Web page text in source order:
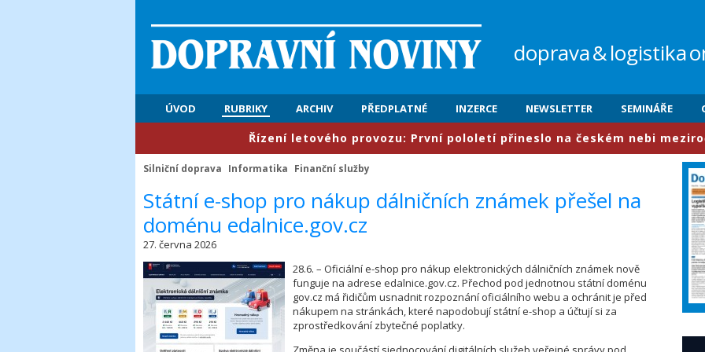
doprava&logistika
ÚVOD RUBRIKY ARCHIV PŘEDPLATNÉ INZERCE NEWSLETTER SEMINÁŘE
​Řízení letového provozu: První pololetí přineslo na českém nebi meziročně
Silniční doprava Informatika Finanční služby
​Státní e-shop pro nákup dálničních známek přešel na
doménu edalnice.gov.cz
27. června 2026
28.6. – Oficiální e-shop pro nákup elektronických dálničních známek nově
funguje na adrese edalnice.gov.cz. Přechod pod jednotnou státní doménu
gov.cz má řidičům usnadnit rozpoznání oficiálního webu a ochránit je před
nákupem na stránkách, které napodobují státní e-shop a účtují si za
zprostředkování zbytečné poplatky.